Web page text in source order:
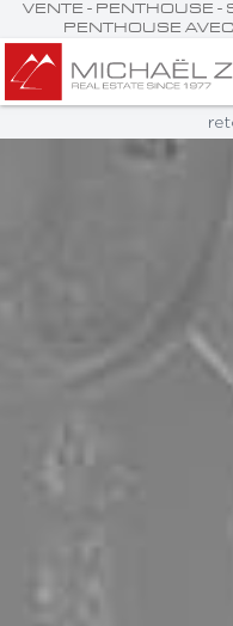
VENTE - PENTHOUSE -
PENTHOUSE